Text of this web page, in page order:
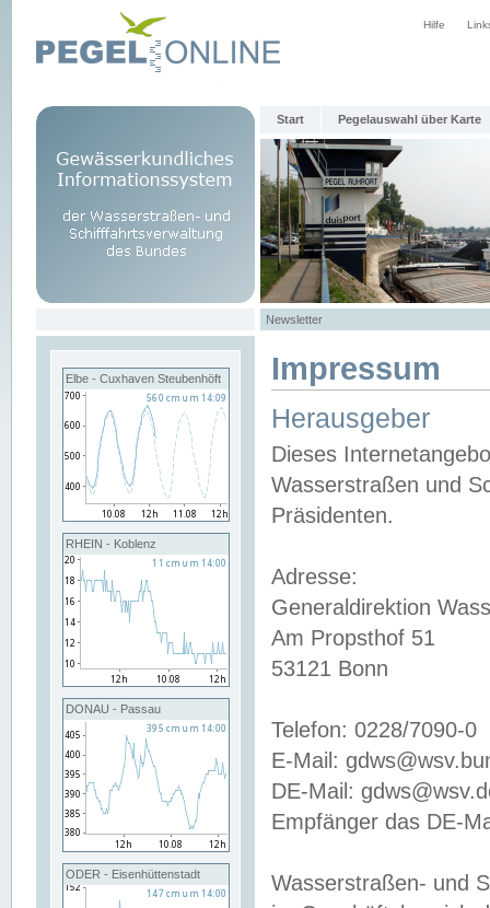
Hilfe
Start Pegelauswahl über Karte
Newsletter
Elbe - Cuxhaven Steubenhöft
RHEIN - Koblenz
DONAU - Passau
ODER - Eisenhüttenstadt
Impressum
Herausgeber
Dieses
Wasserstraßen und
Präsidenten.
Adresse:
Generaldirektion
Am Propsthof 51
53121 Bonn
Telefon: 0228/7090-0
E-Mail:
DE-Mail:
Empfänger das DE-
Wasserstraßen- und